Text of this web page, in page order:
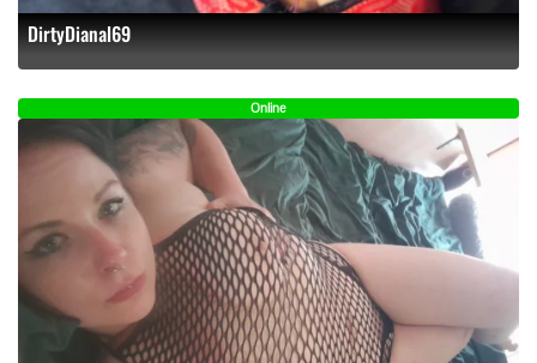
DirtyDianal69
Online